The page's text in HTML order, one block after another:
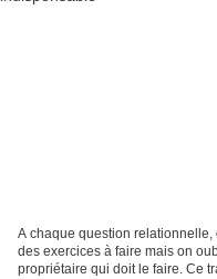
A chaque question
des exercices à faire mais on
propriétaire qui doit le faire. Ce